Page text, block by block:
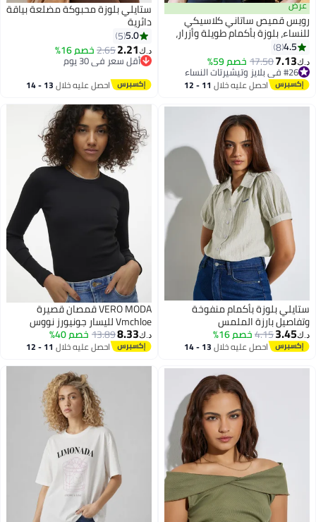
عرض
رويس قميص ساتاني كلاسيكي
للنساء، بلوزة بأكمام طويلة وأزرار،
بلوزات مقاومة للتجعد ومناسبة
للبشرة، مناسبة للارتداء اليومي
والمقابلات والاجتماعات أو أي
مناسبة
4.5
8
د.ك‏7.13
17.50خصم 59% #26 في بلايز وتيشيرتات النساء
أقل سعر في 30 يوم
#26 في بلايز وتيشيرتات النساء احصل عليه خلال 11 - 12
5
ستايلي بلوزة محبوكة مضلعة بياقة
دائرية
5.0
5
د.ك‏2.21
2.65خصم 16%
أقل سعر في 30 يوم
أقل سعر في 30 يوم
احصل عليه خلال 13 - 14
ستايلي بلوزة بأكمام منفوخة
وتفاصيل بارزة الملمس
د.ك‏3.45
4.15خصم 16%
احصل عليه خلال 13 - 14
VERO MODA قمصان قصيرة
Vmchloe لليسار جونيورز نووس
د.ك‏8.33
13.89خصم 40%
احصل عليه خلال 11 - 12